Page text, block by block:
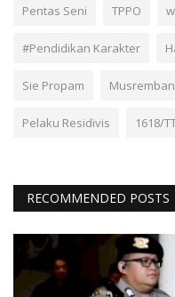
Pentas Seni TPPO
#Pendidikan Karakter
Sie Propam
Pelaku Residivis 1618/
RECOMMENDED POSTS